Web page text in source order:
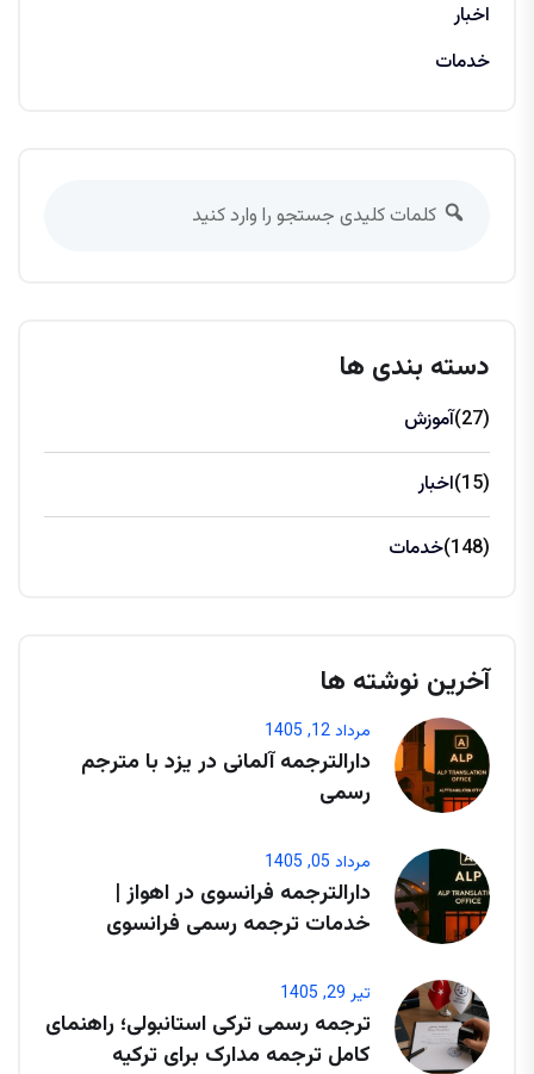
اخبار
خدمات
دسته بندی ها
آموزش (27)
اخبار (15)
خدمات (148)
آخرین نوشته ها
مرداد 12, 1405
دارالترجمه آلمانی در یزد با مترجم
رسمی
مرداد 05, 1405
دارالترجمه فرانسوی در اهواز |
خدمات ترجمه رسمی فرانسوی
تیر 29, 1405
ترجمه رسمی ترکی استانبولی؛ راهنمای
کامل ترجمه مدارک برای ترکیه